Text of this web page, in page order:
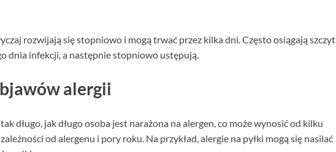
rozwijają się stopniowo i mogą trwać przez kilka dni. Często osiągają szczyt
dnia infekcji, a następnie stopniowo ustępują.
alergii
długo, jak długo osoba jest narażona na alergen, co może wynosić od kilku
od alergenu i pory roku. Na przykład, alergie na pyłki mogą się nasilać